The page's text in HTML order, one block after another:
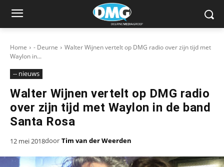
Home - Deurne
Walter Wijnen vertelt op DMG radio over zijn tijd met
Waylon in...
-- nieuws
Walter Wijnen vertelt op DMG radio
over zijn tijd met Waylon in de band
Santa Rosa
12 mei 2018door Tim van der Weerden